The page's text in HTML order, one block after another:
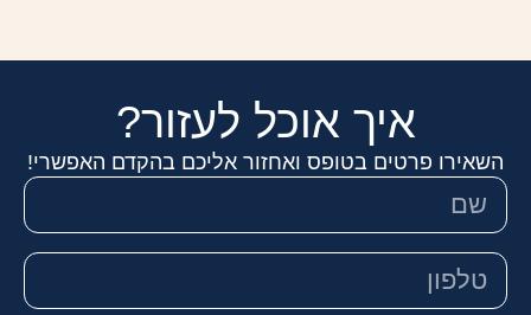
איך אוכל לעזור?
השאירו פרטים בטופס ואחזור אליכם בהקדם האפשרי!